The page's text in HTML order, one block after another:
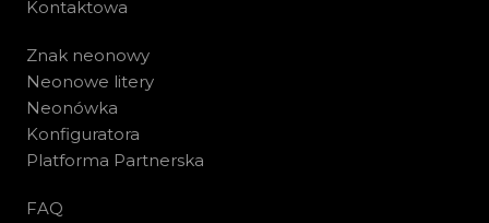
Kontaktowa
Znak neonowy
Neonowe litery
Neonówka
Konfiguratora
Platforma Partnerska
FAQ